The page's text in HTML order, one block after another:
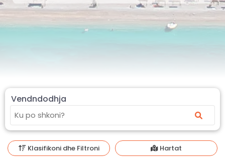
Vendndodhja
Klasifikoni dhe Filtroni Hartat